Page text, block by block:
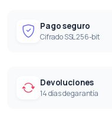
Pago seguro
Cifrado SSL 256-bit
Devoluciones
14 días de garantía